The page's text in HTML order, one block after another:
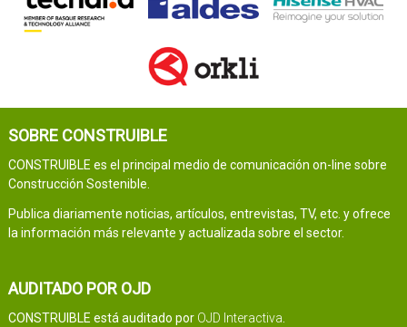
SOBRE CONSTRUIBLE
CONSTRUIBLE es el principal medio de comunicación on-line sobre
Construcción Sostenible.
Publica diariamente noticias, artículos, entrevistas, TV, etc. y ofrece
la información más relevante y actualizada sobre el sector.
AUDITADO POR OJD
CONSTRUIBLE está auditado por OJD Interactiva.